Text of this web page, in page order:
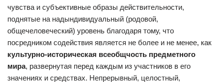
чувства и субъективные образы действительности,
поднятые на надындивидуальный (родовой,
общечеловеческий) уровень благодаря тому, что
посредником содействия является не более и не менее, как
культурно-историческая всеобщчость предметного
мира, развернутая перед каждым из участников в его
значениях и средствах. Непрерывный, целостный,